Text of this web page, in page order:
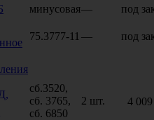
минусовая— под
75.3777-11 — под
сб.3520,
сб. 3765,
сб. 6850
2 шт. 4